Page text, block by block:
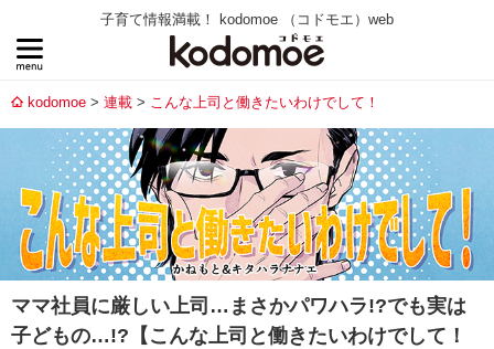
子育て情報満載！ kodomoe （コドモエ）web
kodomoe 連載 こんな上司と働きたいわけでして！
ママ社員に厳しい上司…まさかパワハラ!?でも実は
子どもの…!?【こんな上司と働きたいわけでして！